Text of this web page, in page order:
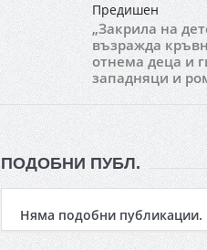
Предишен
„Закрила на
възражда
отнема деца и
западняци и
ПОДОБНИ ПУБЛ.
Няма подобни публикации.